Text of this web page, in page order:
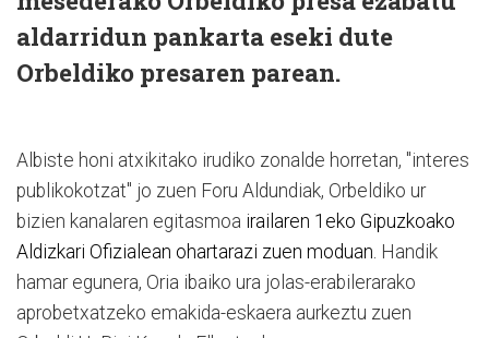
aldarridun pankarta eseki dute
Orbeldiko presaren parean.
Albiste honi atxikitako irudiko zonalde horretan, "interes
publikokotzat" jo zuen Foru Aldundiak, Orbeldiko ur
bizien kanalaren egitasmoa irailaren 1eko Gipuzkoako
Aldizkari Ofizialean ohartarazi zuen moduan. Handik
hamar egunera, Oria ibaiko ura jolas-erabilerarako
aprobetxatzeko emakida-eskaera aurkeztu zuen